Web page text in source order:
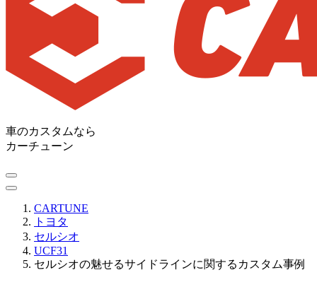
車のカスタムなら
カーチューン
CARTUNE
トヨタ
セルシオ
UCF31
セルシオの魅せるサイドラインに関するカスタム事例